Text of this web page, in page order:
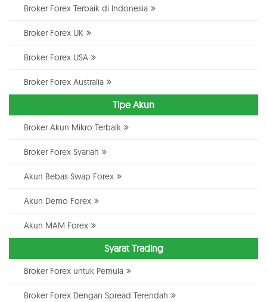
Broker Forex Terbaik di Indonesia
Broker Forex UK
Broker Forex USA
Broker Forex Australia
Tipe Akun
Broker Akun Mikro Terbaik
Broker Forex Syariah
Akun Bebas Swap Forex
Akun Demo Forex
Akun MAM Forex
Syarat Trading
Broker Forex untuk Pemula
Broker Forex Dengan Spread Terendah